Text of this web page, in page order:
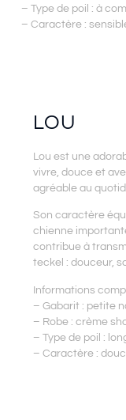
– Type de poil : à
– Caractère :
LOU
Lou est une
vivre, douce et
agréable au
Son caractère
chienne
contribue à
teckel : douceur,
Informations
– Gabarit : petite
– Robe : crème
– Type de poil :
– Caractère :